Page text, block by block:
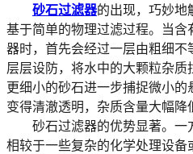
砂石过滤器的出现，巧妙地
基于简单的物理过滤过程。当
器时，首先会经过一层由粗细不
层层设防，将水中的大颗粒杂质
更细小的砂石进一步捕捉微小
变得清澈透明，杂质含量大幅降
砂石过滤器的优势显著。一
相较于一些复杂的化学处理设